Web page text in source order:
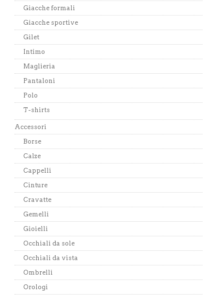
Giacche formali
Giacche sportive
Gilet
Intimo
Maglieria
Pantaloni
Polo
T-shirts
Accessori
Borse
Calze
Cappelli
Cinture
Cravatte
Gemelli
Gioielli
Occhiali da sole
Occhiali da vista
Ombrelli
Orologi